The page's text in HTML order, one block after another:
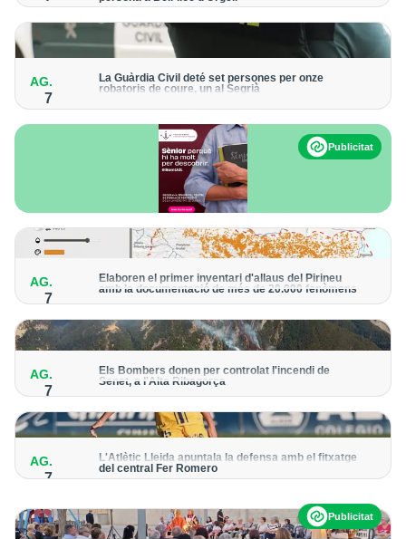
forma progressiva
AG.
7
La Guàrdia Civil deté set persones per onze
robatoris de coure, un al Segrià
Publicitat
AG.
7
Elaboren el primer inventari d'allaus del Pirineu
amb la documentació de més de 20.000 fenòmens
Obra de l'Institut Cartogràfic i Geològic de Catalunya, amb
AG.
7
Els Bombers donen per controlat l'incendi de
Senet, a l'Alta Ribagorça
El cos manté la vigilància de la zona amb drons i mitjans aeris
AG.
7
L'Atlètic Lleida apuntala la defensa amb el fitxatge
del central Fer Romero
Publicitat